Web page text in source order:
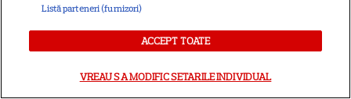
SERIALE AMERICANE
Listă parteneri (furnizori)
ACCEPT TOATE
VREAU SA MODIFIC SETARILE INDIVIDUAL